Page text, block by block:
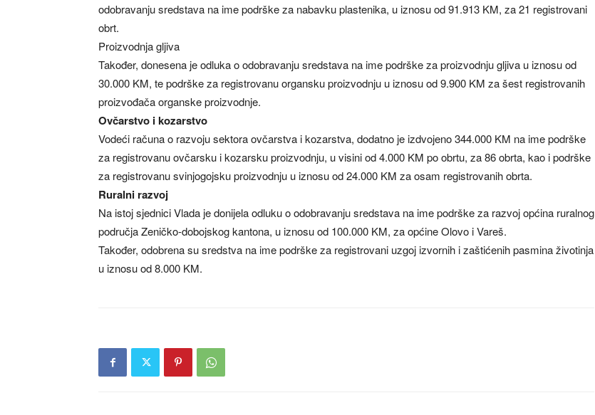
odobravanju sredstava na ime podrške za nabavku plastenika, u iznosu od 91.913 KM, za 21 registrovani
obrt.
Proizvodnja gljiva
Također, donesena je odluka o odobravanju sredstava na ime podrške za proizvodnju gljiva u iznosu od
30.000 KM, te podrške za registrovanu organsku proizvodnju u iznosu od 9.900 KM za šest registrovanih
proizvođača organske proizvodnje.
Ovčarstvo i kozarstvo
Vodeći računa o razvoju sektora ovčarstva i kozarstva, dodatno je izdvojeno 344.000 KM na ime podrške
za registrovanu ovčarsku i kozarsku proizvodnju, u visini od 4.000 KM po obrtu, za 86 obrta, kao i podrške
za registrovanu svinjogojsku proizvodnju u iznosu od 24.000 KM za osam registrovanih obrta.
Ruralni razvoj
Na istoj sjednici Vlada je donijela odluku o odobravanju sredstava na ime podrške za razvoj općina ruralnog
područja Zeničko-dobojskog kantona, u iznosu od 100.000 KM, za općine Olovo i Vareš.
Također, odobrena su sredstva na ime podrške za registrovani uzgoj izvornih i zaštićenih pasmina životinja
u iznosu od 8.000 KM.